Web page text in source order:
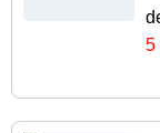
5